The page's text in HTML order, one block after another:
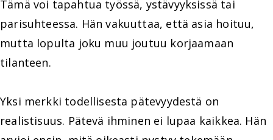
Tämä voi tapahtua työssä, ystävyyksissä tai
parisuhteessa. Hän vakuuttaa, että asia hoituu,
mutta lopulta joku muu joutuu korjaamaan
tilanteen.
Yksi merkki todellisesta pätevyydestä on
realistisuus. Pätevä ihminen ei lupaa kaikkea. Hän